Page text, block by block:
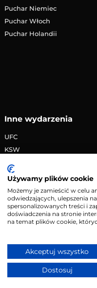
Puchar Niemiec
Puchar Włoch
Puchar Holandii
Inne wydarzenia
UFC
KSW
PRIME MMA
Żużlowa Ekstraliga
Speedway Grand Prix
Skoki narciarskie
Kontakt•
Serwis wyłącznie dla
Używamy plików cookie
Możemy je zamieścić w celu
odwiedzających, ulepszenia
spersonalizowanych treści i
doświadczenia na stronie
na temat plików cookie,
Akceptuj wszystko
Dostosuj